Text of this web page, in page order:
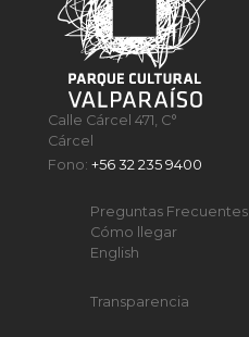
Calle Cárcel 471, C°
Cárcel
Fono:+56 32 235 9400
Preguntas Frecuentes
Cómo llegar
English
Transparencia